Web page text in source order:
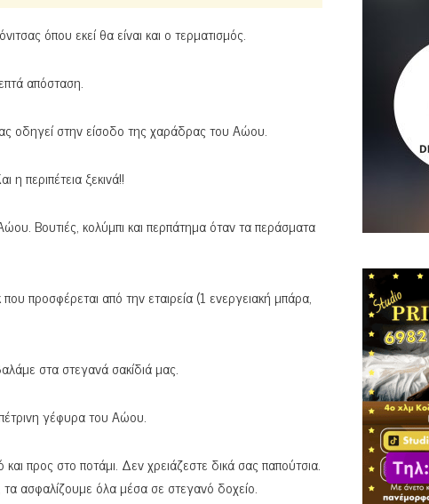
όπου εκεί θα είναι και ο τερματισμός.
απόσταση.
οδηγεί στην είσοδο της χαράδρας του Αώου.
περιπέτεια ξεκινά!!
Βουτιές, κολύμπι και περπάτημα όταν τα περάσματα
προσφέρεται από την εταιρεία (1 ενεργειακή μπάρα,
στα στεγανά σακίδιά μας.
γέφυρα του Αώου.
προς στο ποτάμι. Δεν χρειάζεστε δικά σας παπούτσια.
τα ασφαλίζουμε όλα μέσα σε στεγανό δοχείο.